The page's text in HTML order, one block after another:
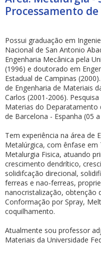
Processamento
Possui graduação em
Nacional de San Antonio
Engenharia Mecânica pela
(1996) e doutorado em
Estadual de Campinas
de Engenharia de Materiais
Carlos (2001-2006).
Materias do Deparatamento
de Barcelona - Espanha (05
Tem experiência na área de
Metalúrgica, com ênfase
Metalurgia Fisica, atuando
crescimento dendrítico,
solidifcação direcional,
ferreas e nao-ferreas,
nanocristalização, obtenção
Conformação por Spray,
coquilhamento.
Atualmente sou professor
Materiais da Universidade